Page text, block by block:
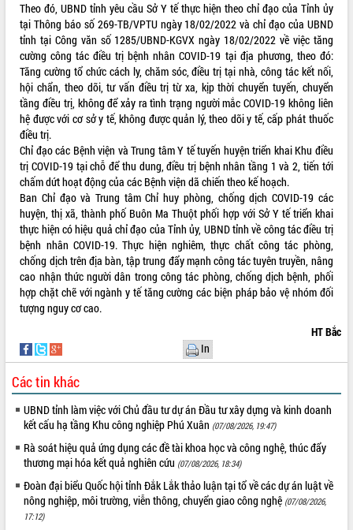
VIDEO
Khám bệnh, cấp phát thuốc miễn phí
Hội nghị UBND tỉnh Đắk Lắk thường kỳ
tháng 7/2026
Lễ truy tặng danh hiệu “Bà Mẹ Việt
Nam Anh hùng” và trao Huân chương
Lao động
UBND tỉnh Đắk Lắk triển khai nhiệm
vụ 6 tháng cuối năm 2026
ALBUM ẢNH
Theo đó, UBND tỉnh yêu cầu Sở Y tế thực hiện theo chỉ đạo của Tỉnh ủy
tại Thông báo số 269-TB/VPTU ngày 18/02/2022 và chỉ đạo của UBND
tỉnh tại Công văn số 1285/UBND-KGVX ngày 18/02/2022 về việc tăng
cường công tác điều trị bệnh nhân COVID-19 tại địa phương, theo đó:
Tăng cường tổ chức cách ly, chăm sóc, điều trị tại nhà, công tác kết nối,
hội chẩn, theo dõi, tư vấn điều trị từ xa, kịp thời chuyển tuyến, chuyển
tầng điều trị, không để xảy ra tình trạng người mắc COVID-19 không liên
hệ được với cơ sở y tế, không được quản lý, theo dõi y tế, cấp phát thuốc
điều trị.
Chỉ đạo các Bệnh viện và Trung tâm Y tế tuyến huyện triển khai Khu điều
trị COVID-19 tại chỗ để thu dung, điều trị bệnh nhân tầng 1 và 2, tiến tới
chấm dứt hoạt động của các Bệnh viện dã chiến theo kế hoạch.
Ban Chỉ đạo và Trung tâm Chỉ huy phòng, chống dịch COVID-19 các
huyện, thị xã, thành phố Buôn Ma Thuột phối hợp với Sở Y tế triển khai
thực hiện có hiệu quả chỉ đạo của Tỉnh ủy, UBND tỉnh về công tác điều trị
bệnh nhân COVID-19. Thực hiện nghiêm, thực chất công tác phòng,
chống dịch trên địa bàn, tập trung đẩy mạnh công tác tuyên truyền, nâng
cao nhận thức người dân trong công tác phòng, chống dịch bệnh, phối
hợp chặt chẽ với ngành y tế tăng cường các biện pháp bảo vệ nhóm đối
tượng nguy cơ cao.
HT Bắc
In
Các tin khác
UBND tỉnh làm việc với Chủ đầu tư dự án Đầu tư xây dựng và kinh doanh
kết cấu hạ tầng Khu công nghiệp Phú Xuân (07/08/2026, 19:47)
Rà soát hiệu quả ứng dụng các đề tài khoa học và công nghệ, thúc đẩy
thương mại hóa kết quả nghiên cứu (07/08/2026, 18:34)
Đoàn đại biểu Quốc hội tỉnh Đắk Lắk thảo luận tại tổ về các dự án luật về
nông nghiệp, môi trường, viễn thông, chuyển giao công nghệ (07/08/2026,
17:12)